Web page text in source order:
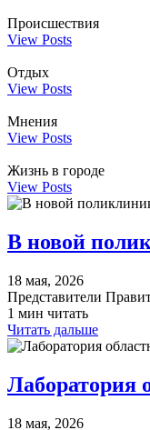
Происшествия
View Posts
Отдых
View Posts
Мнения
View Posts
Жизнь в городе
View Posts
В новой
18 мая, 2026
Представители
1 мин читать
Читать дальше
​Лаборатория
18 мая, 2026